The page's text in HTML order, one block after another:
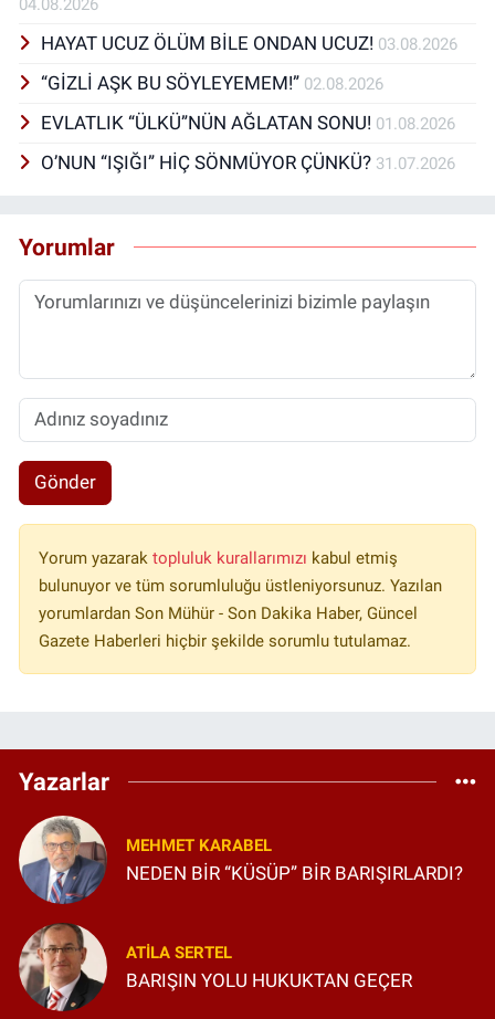
04.08.2026
HAYAT UCUZ ÖLÜM BİLE ONDAN UCUZ! 03.08.2026
“GİZLİ AŞK BU SÖYLEYEMEM!” 02.08.2026
EVLATLIK “ÜLKÜ”NÜN AĞLATAN SONU! 01.08.2026
O’NUN “IŞIĞI” HİÇ SÖNMÜYOR ÇÜNKÜ? 31.07.2026
Yorumlar
Gönder
Yorum yazarak topluluk kurallarımızı kabul etmiş
bulunuyor ve tüm sorumluluğu üstleniyorsunuz. Yazılan
yorumlardan Son Mühür - Son Dakika Haber, Güncel
Gazete Haberleri hiçbir şekilde sorumlu tutulamaz.
Yazarlar
MEHMET KARABEL
NEDEN BİR “KÜSÜP” BİR BARIŞIRLARDI?
ATILA SERTEL
BARIŞIN YOLU HUKUKTAN GEÇER